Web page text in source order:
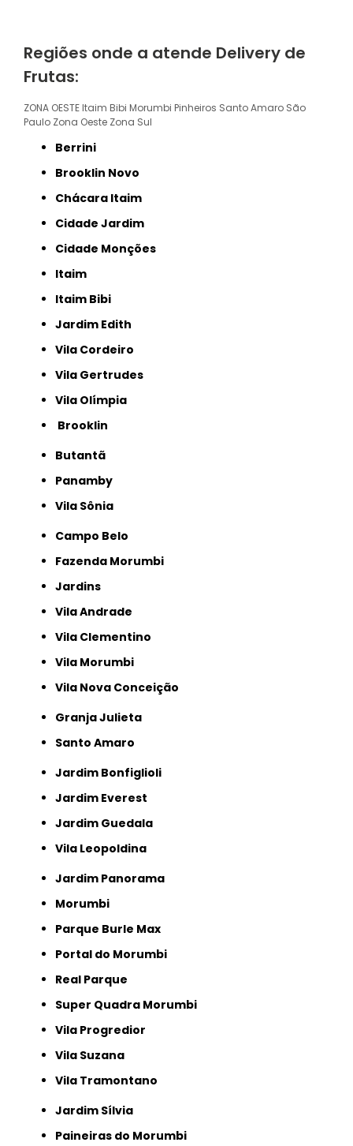
Regiões onde a atende Delivery de
Frutas:
ZONA OESTE Itaim Bibi Morumbi Pinheiros Santo Amaro São
Paulo Zona Oeste Zona Sul
Berrini
Brooklin Novo
Chácara Itaim
Cidade Jardim
Cidade Monções
Itaim
Itaim Bibi
Jardim Edith
Vila Cordeiro
Vila Gertrudes
Vila Olímpia
Brooklin
Butantã
Panamby
Vila Sônia
Campo Belo
Fazenda Morumbi
Jardins
Vila Andrade
Vila Clementino
Vila Morumbi
Vila Nova Conceição
Granja Julieta
Santo Amaro
Jardim Bonfiglioli
Jardim Everest
Jardim Guedala
Vila Leopoldina
Jardim Panorama
Morumbi
Parque Burle Max
Portal do Morumbi
Real Parque
Super Quadra Morumbi
Vila Progredior
Vila Suzana
Vila Tramontano
Jardim Sílvia
Paineiras do Morumbi